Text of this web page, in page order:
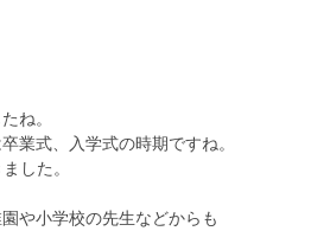
ね。
業式、入学式の時期ですね。
した。
や小学校の先生などからも